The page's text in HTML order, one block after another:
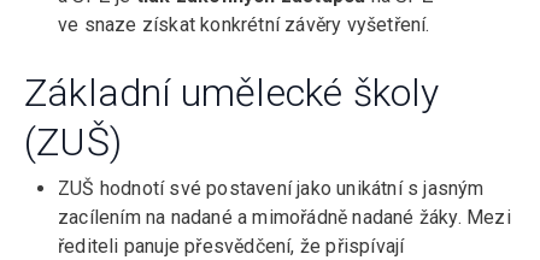
ve snaze získat konkrétní závěry vyšetření.
Základní umělecké školy
(ZUŠ)
ZUŠ hodnotí své postavení jako unikátní s jasným
zacílením na nadané a mimořádně nadané žáky. Mezi
řediteli panuje přesvědčení, že přispívají